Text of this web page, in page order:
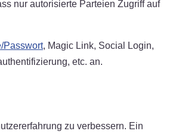
nur autorisierte Parteien Zugriff auf
Passwort, Magic Link, Social Login,
etc. an.
zu verbessern. Ein